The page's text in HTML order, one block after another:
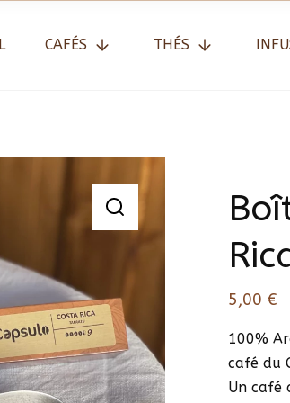
CAFÉS THÉS
5,00 €
100%
café du
Un café